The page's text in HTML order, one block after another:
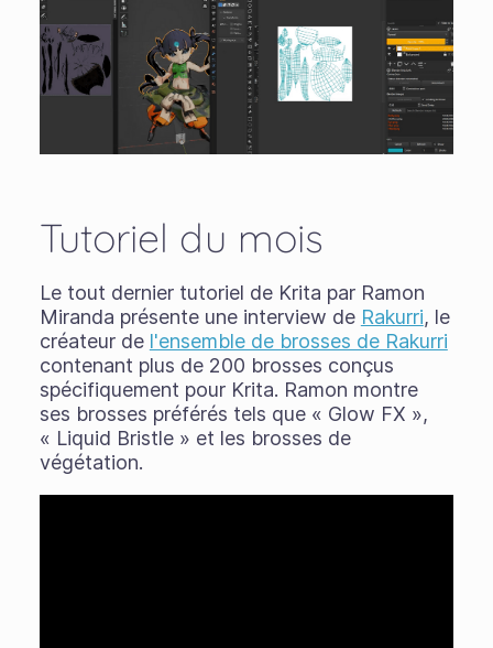
Tutoriel du mois
Le tout dernier tutoriel de Krita par Ramon
Miranda présente une interview de Rakurri, le
créateur de l'ensemble de brosses de Rakurri
contenant plus de 200 brosses conçus
spécifiquement pour Krita. Ramon montre
ses brosses préférés tels que « Glow FX »,
« Liquid Bristle » et les brosses de
végétation.